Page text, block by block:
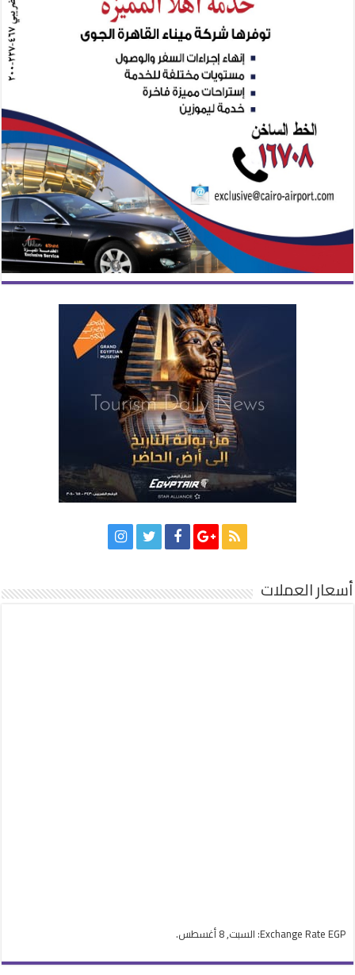
أسعار العملات
Exchange Rate EGP : السبت, 8 أغسطس.